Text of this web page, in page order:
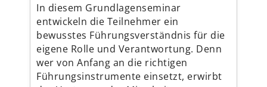
In diesem Grundlagenseminar
entwickeln die Teilnehmer ein
bewusstes Führungsverständnis für die
eigene Rolle und Verantwortung. Denn
wer von Anfang an die richtigen
Führungsinstrumente einsetzt, erwirbt